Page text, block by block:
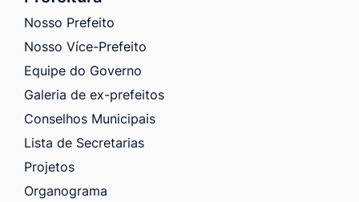
Nosso Prefeito
Nosso Více-Prefeito
Equipe do Governo
Galeria de ex-prefeitos
Conselhos Municipais
Lista de Secretarias
Projetos
Organograma